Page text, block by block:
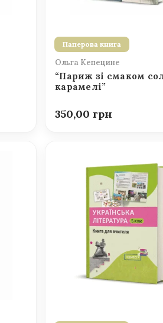
Паперова книга
Ольга Кепецине
“Париж зі смаком
карамелі”
350,00